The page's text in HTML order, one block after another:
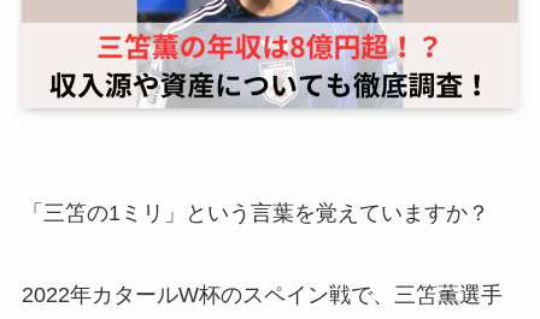
「三笘の1ミリ」という言葉を覚えていますか？
2022年カタールW杯のスペイン戦で、三笘薫選手